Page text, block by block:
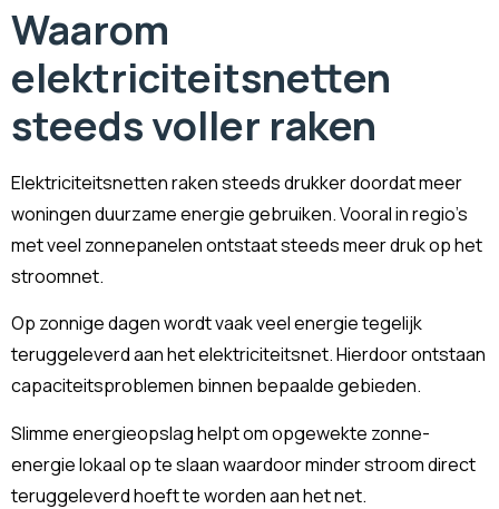
Waarom
elektriciteitsnetten
steeds voller raken
Elektriciteitsnetten raken steeds drukker doordat meer
woningen duurzame energie gebruiken. Vooral in regio’s
met veel zonnepanelen ontstaat steeds meer druk op het
stroomnet.
Op zonnige dagen wordt vaak veel energie tegelijk
teruggeleverd aan het elektriciteitsnet. Hierdoor ontstaan
capaciteitsproblemen binnen bepaalde gebieden.
Slimme energieopslag helpt om opgewekte zonne-
energie lokaal op te slaan waardoor minder stroom direct
teruggeleverd hoeft te worden aan het net.